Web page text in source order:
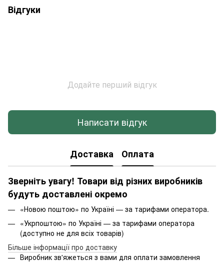
Відгуки
Додайте перший відгук
Написати відгук
Доставка Оплата
Зверніть увагу! Товари від різних виробників
будуть доставлені окремо
«Новою поштою» по Україні — за тарифами оператора.
«Укрпоштою» по Україні — за тарифами оператора
(доступно не для всіх товарів)
Більше інформації про доставку
Виробник зв'яжеться з вами для оплати замовлення